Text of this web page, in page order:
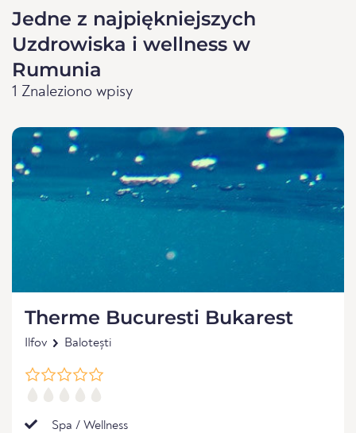
Jedne z najpiękniejszych
Uzdrowiska i wellness w
Rumunia
1 Znaleziono wpisy
Therme Bucuresti Bukarest
Ilfov Balotești
Spa / Wellness